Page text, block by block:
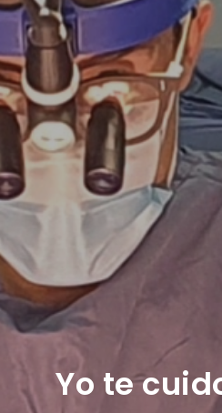
Yo te